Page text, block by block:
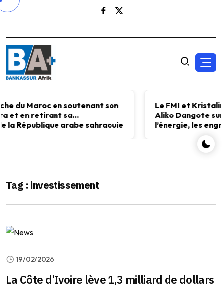
Le FMI et Kristalina Georgieva ont échangé avec
Aliko Dangote sur l’importance d’investir dans
l’énergie, les engrais et le ciment pour accélérer
Tag : investissement
19/02/2026
La Côte d’Ivoire lève 1,3 milliard de dollars